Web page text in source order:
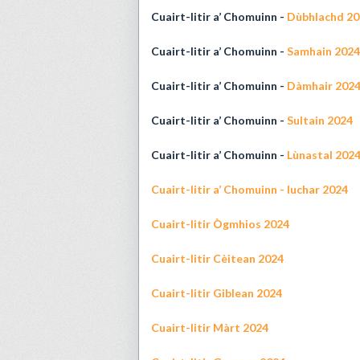
Cuairt-litir a’ Chomuinn - Dùbhlachd
Cuairt-litir a’ Chomuinn - Samhain 2024
Cuairt-litir a’ Chomuinn - Dàmhair 2024
Cuairt-litir a’ Chomuinn - Sultain 2024
Cuairt-litir a’ Chomuinn - Lùnastal 2024
Cuairt-litir a’ Chomuinn - Iuchar 2024
Cuairt-litir Ògmhios 2024
Cuairt-litir Cèitean 2024
Cuairt-litir Giblean 2024
Cuairt-litir Màrt 2024